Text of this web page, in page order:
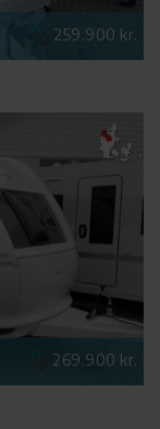
259.900 kr.
269.900 kr.